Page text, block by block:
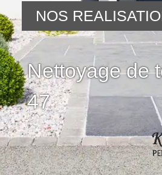
Nettoyage de
47
NOS